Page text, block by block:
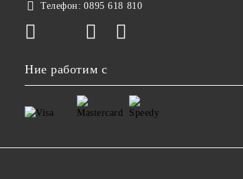
Телефон: 0895 618 810
Ние работим с